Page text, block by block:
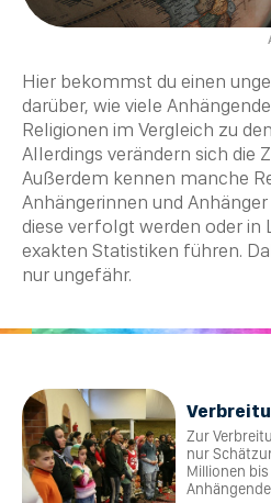
Hier bekommst du einen
darüber, wie viele
Religionen im Vergleich zu
Allerdings verändern sich die
Außerdem kennen manche
Anhängerinnen und
diese verfolgt werden oder in
exakten Statistiken führen.
nur ungefähr.
Zur
nur
Millionen